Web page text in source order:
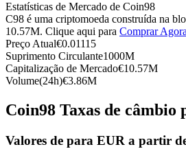
Futuros usando USDC como
Estatísticas de Mercado de Coin98
C98 é uma criptomoeda construída na
10.57M. Clique aqui para Comprar Agora
Preço Atual€0.01115
Suprimento Circulante1000M
Capitalização de Mercado€10.57M
Volume(24h)€3.86M
Coin98 Taxas de
Valores de para EUR a partir